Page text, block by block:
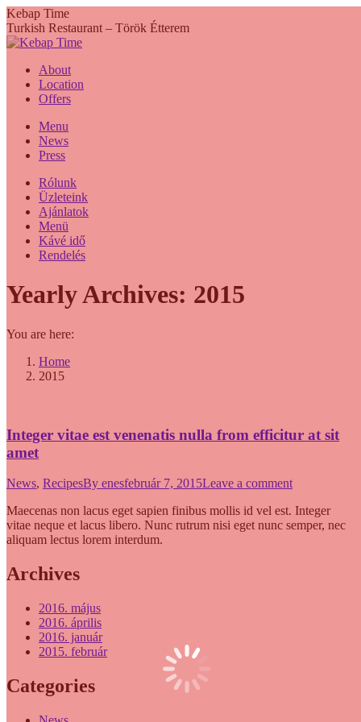
Skip
to
content
Kebap Time
Turkish Restaurant – Török Étterem
About
Location
Offers
Menu
News
Press
Rólunk
Üzleteink
Ajánlatok
Menü
Kávé idő
Rendelés
Yearly Archives: 2015
You are here:
Home
2015
Integer vitae est venenatis nulla from efficitur at sit
amet
News, RecipesBy enesfebruár 7, 2015Leave a comment
Maecenas non lacus eget sapien finibus mollis id vel est. Integer
vitae neque et lacus libero. Nunc rutrum nisi eget nunc semper, nec
aliquam lectus lorem interdum.
Archives
2016. május
2016. április
2016. január
2015. február
Categories